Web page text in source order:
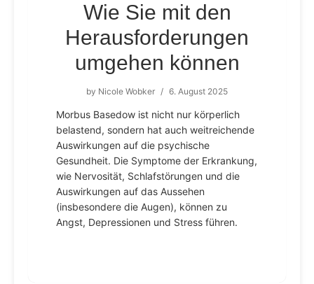
Wie Sie mit den
Herausforderungen
umgehen können
by Nicole Wobker / 6. August 2025
Morbus Basedow ist nicht nur körperlich
belastend, sondern hat auch weitreichende
Auswirkungen auf die psychische
Gesundheit. Die Symptome der Erkrankung,
wie Nervosität, Schlafstörungen und die
Auswirkungen auf das Aussehen
(insbesondere die Augen), können zu
Angst, Depressionen und Stress führen.